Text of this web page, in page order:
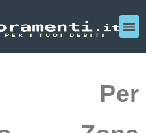
Per